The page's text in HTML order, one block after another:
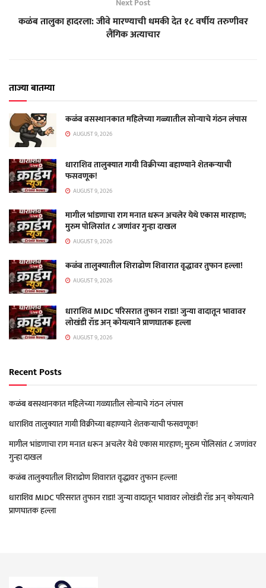
कळंब तालुका हादरला: जीवे मारण्याची धमकी देत १८ वर्षीय तरुणीवर
लैंगिक अत्याचार
ताज्या बातम्या
कळंब बसस्थानकात महिलेच्या गळ्यातील सोन्याचे गंठन लंपास
AUGUST 9, 2026
धाराशिव तालुक्यात गायी विक्रीच्या बहाण्याने शेतकऱ्याची
फसवणूक!
AUGUST 9, 2026
मागील भांडणाचा राग मनात धरून अचलेर येथे एकास मारहाण;
मुरुम पोलिसांत ८ जणांवर गुन्हा दाखल
AUGUST 9, 2026
कळंब तालुक्यातील शिराढोण शिवारात वृद्धावर तुफान हल्ला!
AUGUST 9, 2026
धाराशिव MIDC परिसरात तुफान राडा! जुन्या वादातून भावावर
लोखंडी रॉड अन् कोयत्याने प्राणघातक हल्ला
AUGUST 9, 2026
Recent Posts
कळंब बसस्थानकात महिलेच्या गळ्यातील सोन्याचे गंठन लंपास
धाराशिव तालुक्यात गायी विक्रीच्या बहाण्याने शेतकऱ्याची फसवणूक!
मागील भांडणाचा राग मनात धरून अचलेर येथे एकास मारहाण; मुरुम पोलिसांत ८ जणांवर
गुन्हा दाखल
कळंब तालुक्यातील शिराढोण शिवारात वृद्धावर तुफान हल्ला!
धाराशिव MIDC परिसरात तुफान राडा! जुन्या वादातून भावावर लोखंडी रॉड अन् कोयत्याने
प्राणघातक हल्ला